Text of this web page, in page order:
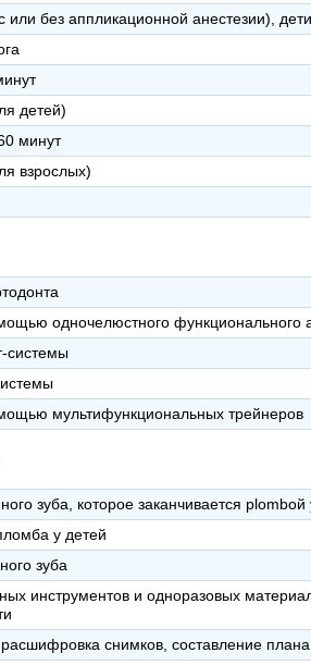
без аппликационной анестезии), дети
детей)
минут
взрослых)
одночелюстного функционального
системы
мультифункциональных трейнеров
зуба, которое заканчивается plombой
у детей
зуба
инструментов и одноразовых
снимков, составление